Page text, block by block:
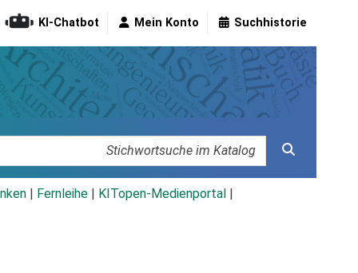
KI-Chatbot Mein Konto Suchhistorie
Fernleihe KITopen-Medienportal